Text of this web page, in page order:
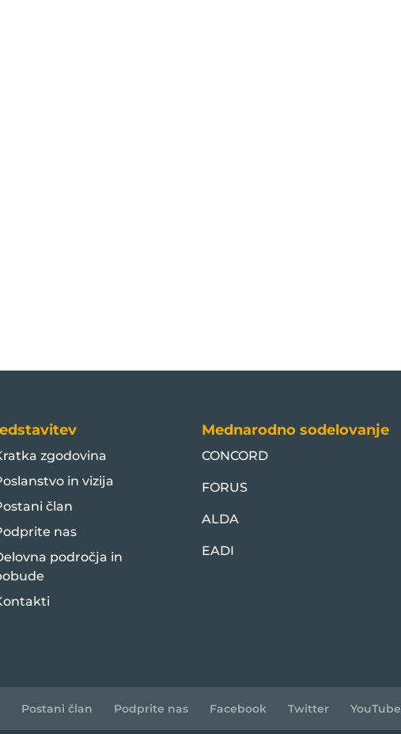
zgodovina
in vizija
član
nas
področja in
Mednarodno sodelovanje
CONCORD
FORUS
ALDA
EADI
Postani član Podprite nas Facebook Twitter YouTube